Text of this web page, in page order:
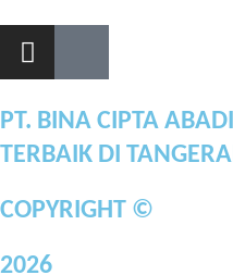
I
n
t
a
g
r
a
m
k
e
d
i
n
PT. BINA CIPTA
TERBAIK DI
COPYRIGHT ©
2026